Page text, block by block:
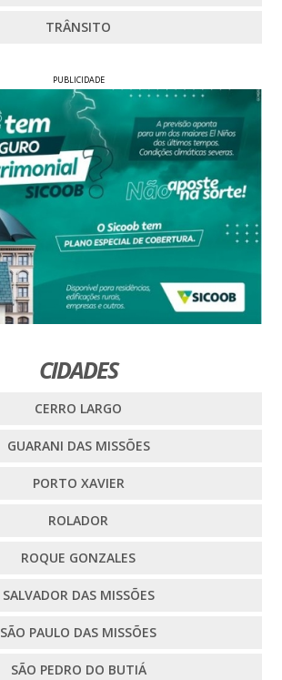
TRÂNSITO
PUBLICIDADE
CIDADES
CERRO LARGO
GUARANI DAS MISSÕES
PORTO XAVIER
ROLADOR
ROQUE GONZALES
SALVADOR DAS MISSÕES
SÃO PAULO DAS MISSÕES
SÃO PEDRO DO BUTIÁ